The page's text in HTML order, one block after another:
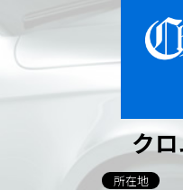
ク
所在地